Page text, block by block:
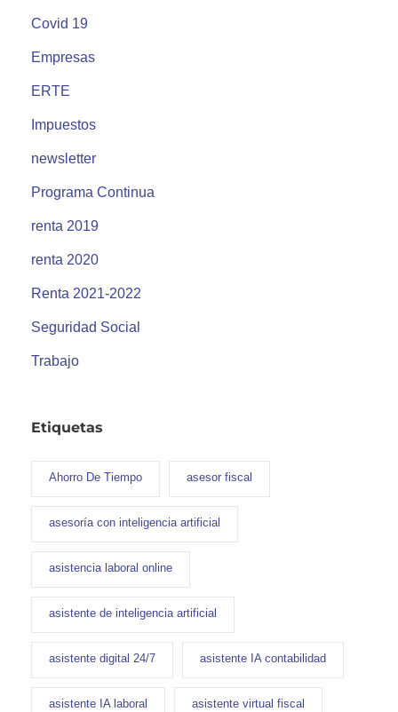
Covid 19
Empresas
ERTE
Impuestos
newsletter
Programa Continua
renta 2019
renta 2020
Renta 2021-2022
Seguridad Social
Trabajo
Etiquetas
Ahorro De Tiempo asesor fiscal
asesoría con inteligencia artificial
asistencia laboral online
asistente de inteligencia artificial
asistente digital 24/7 asistente IA contabilidad
asistente IA laboral asistente virtual fiscal